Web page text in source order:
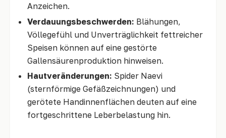
Anzeichen.
Verdauungsbeschwerden: Blähungen,
Völlegefühl und Unverträglichkeit fettreicher
Speisen können auf eine gestörte
Gallensäurenproduktion hinweisen.
Hautveränderungen: Spider Naevi
(sternförmige Gefäßzeichnungen) und
gerötete Handinnenflächen deuten auf eine
fortgeschrittene Leberbelastung hin.